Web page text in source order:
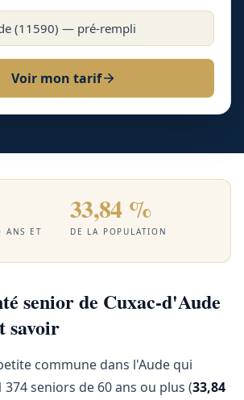
(11590) — pré-rempli
Voir mon tarif
ANS ET
33,84 %
DE LA POPULATION
senior de Cuxac-d'Aude
savoir
commune dans l'Aude qui
seniors de 60 ans ou plus (33,84